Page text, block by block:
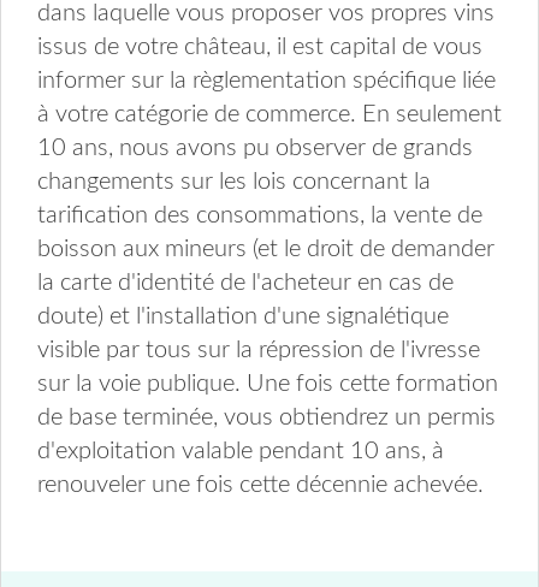
dans laquelle vous proposer vos propres vins
issus de votre château, il est capital de vous
informer sur la règlementation spécifique liée
à votre catégorie de commerce. En seulement
10 ans, nous avons pu observer de grands
changements sur les lois concernant la
tarification des consommations, la vente de
boisson aux mineurs (et le droit de demander
la carte d'identité de l'acheteur en cas de
doute) et l'installation d'une signalétique
visible par tous sur la répression de l'ivresse
sur la voie publique. Une fois cette formation
de base terminée, vous obtiendrez un permis
d'exploitation valable pendant 10 ans, à
renouveler une fois cette décennie achevée.